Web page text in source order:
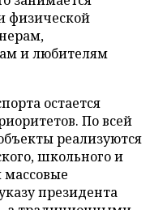
физической
и любителям
остается
По всей
реализуются
школьного и
массовые
президента